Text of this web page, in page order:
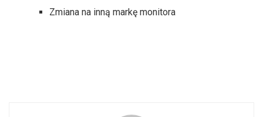
Zmiana na inną markę monitora